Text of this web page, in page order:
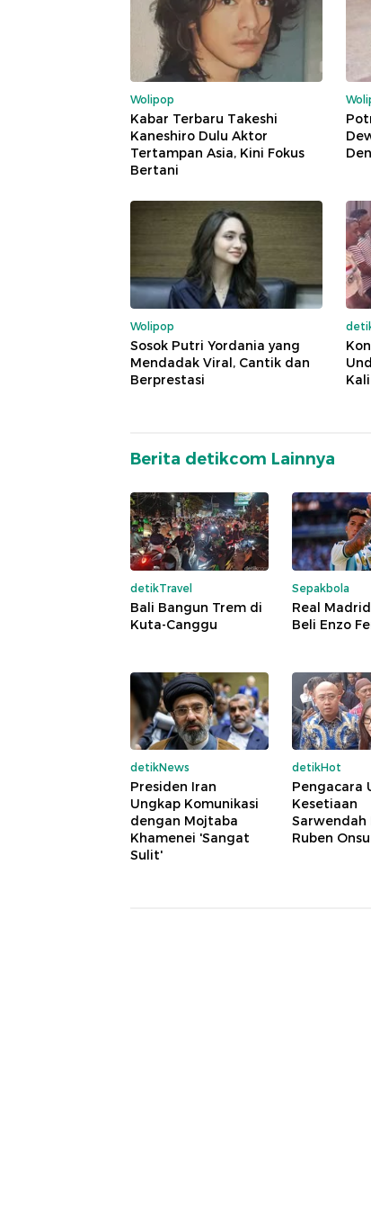
Wolipop
Kabar Terbaru Takeshi
Kaneshiro Dulu Aktor
Tertampan Asia, Kini Fokus
Bertani
Wolipop
Sosok Putri Yordania yang
Mendadak Viral, Cantik dan
Berprestasi
Berita detikcom Lainnya
detikTravel
Bali Bangun Trem di
Kuta-Canggu
Sepakbola
Real
Beli Enzo
detikNews
Presiden Iran
Ungkap Komunikasi
dengan Mojtaba
Khamenei 'Sangat
Sulit'
detikHot
Pengacara
Kesetiaan
Sarwendah
Ruben